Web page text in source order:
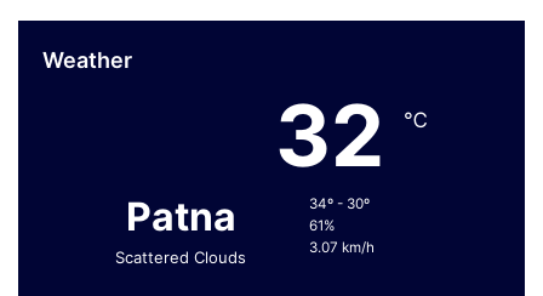
Weather
Patna
Scattered Clouds
32 ℃
34º - 30º
61%
3.07 km/h